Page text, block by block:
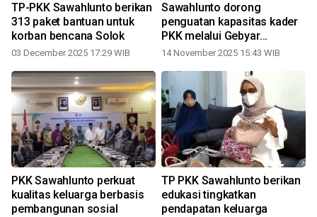
TP-PKK Sawahlunto berikan
313 paket bantuan untuk
korban bencana Solok
03 December 2025 17:29 WIB
Sawahlunto dorong
penguatan kapasitas kader
PKK melalui Gebyar
Jambore
14 November 2025 15:43 WIB
PKK Sawahlunto perkuat
kualitas keluarga berbasis
pembangunan sosial
TP PKK Sawahlunto berikan
edukasi tingkatkan
pendapatan keluarga